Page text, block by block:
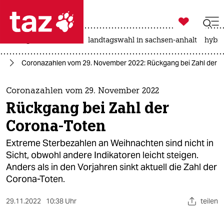
 taz zahl ich
taz zahl ich
themen
politik
öko
gesellschaft
kultur
sport

taz zahl ich
landtagswahl in sachsen-anhalt
Coronazahlen vom 29. November 2022: Rückgang bei Zahl der
Coronazahlen vom 29. November 2022
Rückgang bei Zahl der
Corona-Toten
Extreme Sterbezahlen an Weihnachten sind nicht in
Sicht, obwohl andere Indikatoren leicht steigen.
Anders als in den Vorjahren sinkt aktuell die Zahl der
Corona-Toten.
29.11.2022 10:38 Uhr teilen